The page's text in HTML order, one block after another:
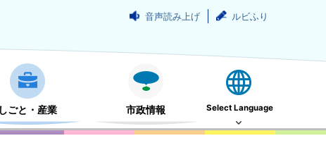
音声読み上げ ルビふり
しごと・産業 市政情報 Select Language